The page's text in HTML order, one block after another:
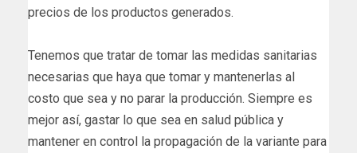
precios de los productos generados.
Tenemos que tratar de tomar las medidas sanitarias
necesarias que haya que tomar y mantenerlas al
costo que sea y no parar la producción. Siempre es
mejor así, gastar lo que sea en salud pública y
mantener en control la propagación de la variante para